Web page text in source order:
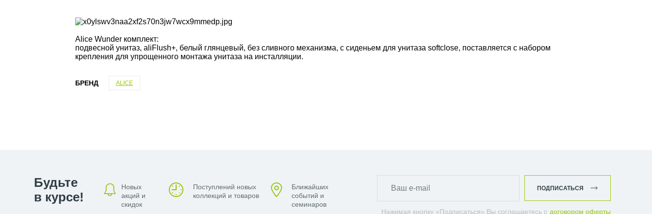
Alice Wunder комплект:
подвесной унитаз, aliFlush+, белый глянцевый, без сливного механизма, с сиденьем для унитаза softclose, поставляется с набором
крепления для упрощенного монтажа унитаза на инсталляции.
БРЕНД ALICE
Будьте
в курсе!
Новых
акций и
скидок
Поступлений новых
коллекций и товаров
Ближайших
событий и
семинаров
Нажимая кнопку «Подписаться» Вы соглашаетесь с договором оферты
ПОДПИСАТЬСЯ